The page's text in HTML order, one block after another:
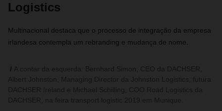
Logistics
Multinacional destaca que o processo de integração da empresa
irlandesa contempla um rebranding e mudança de nome.